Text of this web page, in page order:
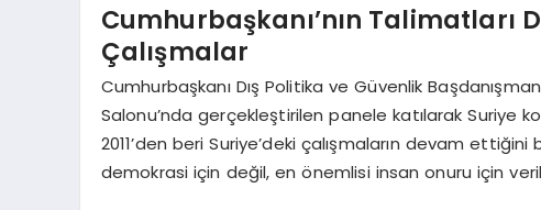
Cumhurbaşkanı’nın Talimatları
Çalışmalar
Cumhurbaşkanı Dış Politika ve Güvenlik
Salonu’nda gerçekleştirilen panele katılarak Suriye
2011’den beri Suriye’deki çalışmaların devam
demokrasi için değil, en önemlisi insan onuru için